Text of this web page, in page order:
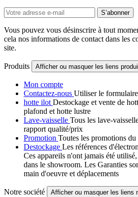
Vous pouvez vous désinscrire à tout
cela nos informations de contact dans les
site.
Produits Afficher ou masquer les liens
Mon compte
Contactez-nous Utiliser le
hotte ilot Destockage et vente de
plafond et hotte lustre
Lave-vaisselle Tous les lave-
rapport qualité/prix
Promotion Toutes les promotions du
Destockage Les références
Ces appareils n'ont jamais été
dans le showroom. Les Garanties
main d'oeuvre et déplacements
Notre société Afficher ou masquer les liens